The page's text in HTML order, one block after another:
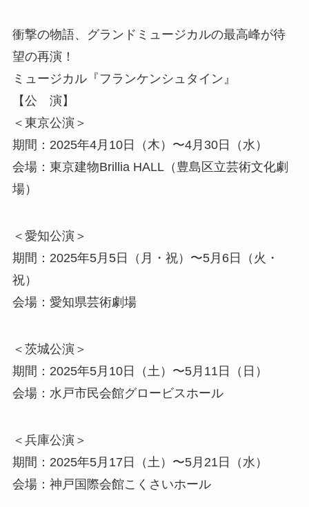
衝撃の物語、グランドミュージカルの最高峰が待
望の再演！
ミュージカル『フランケンシュタイン』
【公 演】
＜東京公演＞
期間：2025年4月10日（木）〜4月30日（水）
会場：東京建物Brillia HALL（豊島区立芸術文化劇
場）
＜愛知公演＞
期間：2025年5月5日（月・祝）〜5月6日（火・
祝）
会場：愛知県芸術劇場
＜茨城公演＞
期間：2025年5月10日（土）〜5月11日（日）
会場：水戸市民会館グロービスホール
＜兵庫公演＞
期間：2025年5月17日（土）〜5月21日（水）
会場：神戸国際会館こくさいホール